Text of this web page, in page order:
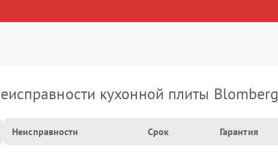
кухонной плиты Blomberg
Неисправности Срок Гарантия